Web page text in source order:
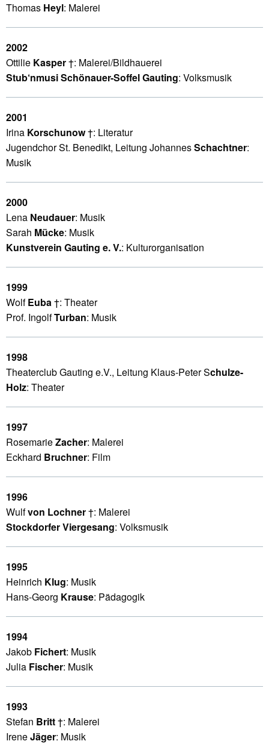
Thomas Heyl: Malerei
2002
Ottilie Kasper†: Malerei/Bildhauerei
Stub‘nmusi Schönauer-Soffel Gauting: Volksmusik
2001
Irina Korschunow†: Literatur
Jugendchor St. Benedikt, Leitung JohannesSchachtner:
Musik
2000
Lena Neudauer: Musik
Sarah Mücke: Musik
Kunstverein Gauting e. V.: Kulturorganisation
1999
WolfEuba†: Theater
Prof. IngolfTurban: Musik
1998
Theaterclub Gauting e.V., Leitung Klaus-Peter Schulze-
Holz: Theater
1997
RosemarieZacher: Malerei
Eckhard Bruchner: Film
1996
Wulfvon Lochner†: Malerei
Stockdorfer Viergesang: Volksmusik
1995
Heinrich Klug: Musik
Hans-Georg Krause: Pädagogik
1994
Jakob Fichert: Musik
Julia Fischer: Musik
1993
Stefan Britt†: Malerei
IreneJäger: Musik